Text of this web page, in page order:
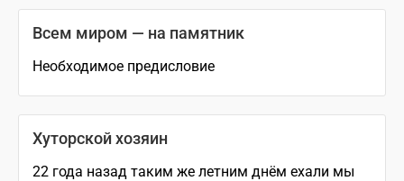
Всем миром — на памятник
Необходимое предисловие
Хуторской хозяин
22 года назад таким же летним днём ехали мы